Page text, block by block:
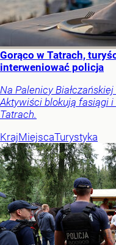
Gorąco w Tatrach,
interweniować policja
Na Palenicy
Aktywiści blokują fasiągi
Tatrach.
KrajMiejscaTurystyka